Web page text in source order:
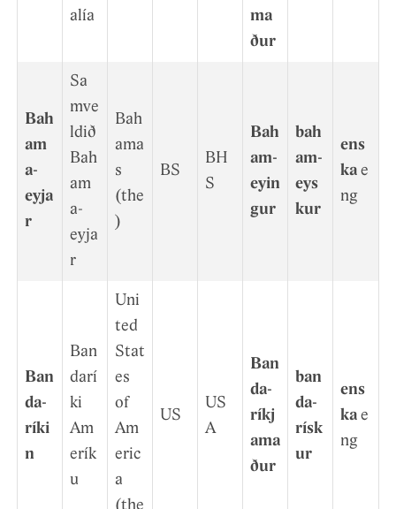
alía
ma
ður
Bah
am
a­
eyja
r
Sa
mve
ldið
Bah
am
a­
eyja
r
Bah
ama
s
(the
)
BS
BH
S
Bah
am­
eyin
gur
bah
am­
eys
kur
ens
ka e
ng
Ban
da­
ríki
n
Ban
darí
ki
Am
erík
u
Uni
ted
Stat
es
of
Am
eric
a
US
US
A
Ban
da­
ríkj
ama
ður
ban
da­
rísk
ur
ens
ka e
ng